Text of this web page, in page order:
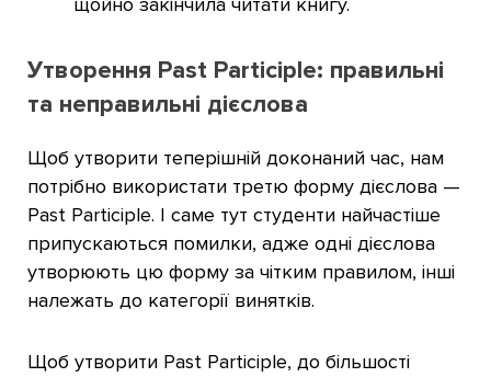
Утворення Past Participle: правильні
та неправильні дієслова
Щоб утворити теперішній доконаний час, нам
потрібно використати третю форму дієслова —
Past Participle. І саме тут студенти найчастіше
припускаються помилки, адже одні дієслова
утворюють цю форму за чітким правилом, інші
належать до категорії винятків.
Щоб утворити Past Participle, до більшості